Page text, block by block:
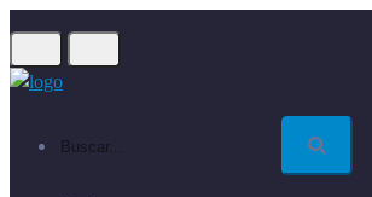
main